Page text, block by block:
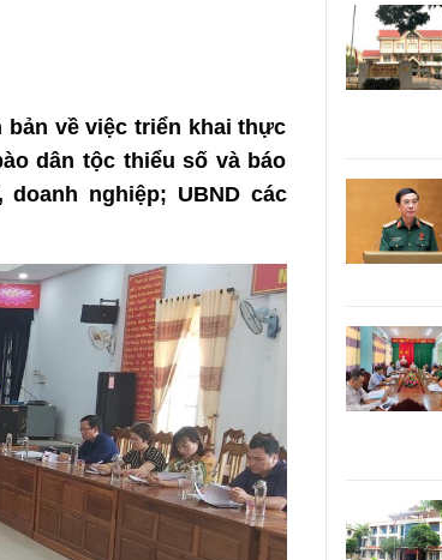
bản về việc triển khai thực
dân tộc thiểu số và báo
nghiệp; UBND các